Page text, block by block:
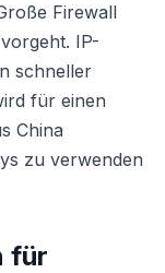
Firewall
IP-
schneller
für einen
China
zu verwenden
für